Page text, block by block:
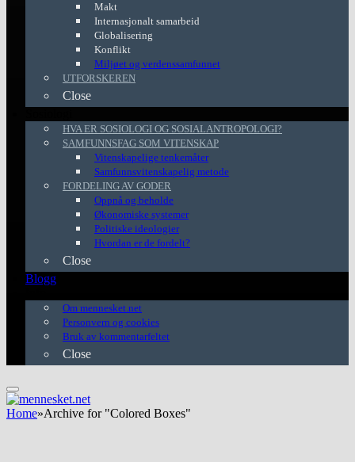
Makt
Internasjonalt samarbeid
Globalisering
Konflikt
Miljøet og verdenssamfunnet
UTFORSKEREN
Close
HVA ER SOSIOLOGI OG SOSIALANTROPOLOGI?
SAMFUNNSFAG SOM VITENSKAP
Vitenskapelige tenkemåter
Samfunnsvitenskapelig metode
FORDELING AV GODER
Oppnå og beholde
Økonomiske systemer
Politiske ideologier
Hvordan er de fordelt?
Close
Blogg
Om mennesket.net
Personvern og cookies
Bruk av kommentarfeltet
Close
Home»Archive for "Colored Boxes"